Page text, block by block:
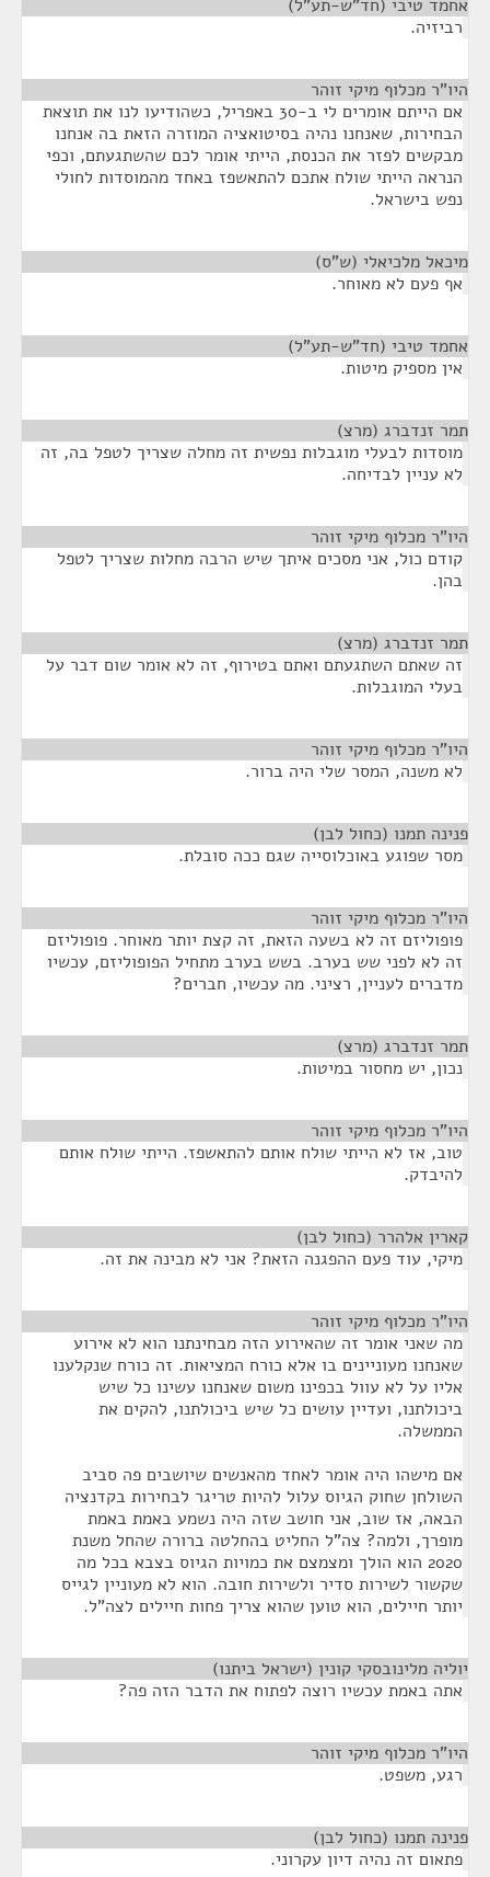
אחמד טיבי (חד"ש-תע"ל)
רביזיה.
היו"ר מכלוף מיקי זוהר
אם הייתם אומרים לי ב-30 באפריל, כשהודיעו לנו את תוצאת
הבחירות, שאנחנו נהיה בסיטואציה המוזרה הזאת בה אנחנו
מבקשים לפזר את הכנסת, הייתי אומר לכם שהשתגעתם, וכפי
הנראה הייתי שולח אתכם להתאשפז באחד מהמוסדות לחולי
נפש בישראל.
מיכאל מלכיאלי (ש"ס)
אף פעם לא מאוחר.
אחמד טיבי (חד"ש-תע"ל)
אין מספיק מיטות.
תמר זנדברג (מרצ)
מוסדות לבעלי מוגבלות נפשית זה מחלה שצריך לטפל בה, זה
לא עניין לבדיחה.
היו"ר מכלוף מיקי זוהר
קודם כול, אני מסכים איתך שיש הרבה מחלות שצריך לטפל
בהן.
תמר זנדברג (מרצ)
זה שאתם השתגעתם ואתם בטירוף, זה לא אומר שום דבר על
בעלי המוגבלות.
היו"ר מכלוף מיקי זוהר
לא משנה, המסר שלי היה ברור.
פנינה תמנו (כחול לבן)
מסר שפוגע באוכלוסייה שגם ככה סובלת.
היו"ר מכלוף מיקי זוהר
פופוליזם זה לא בשעה הזאת, זה קצת יותר מאוחר. פופוליזם
זה לא לפני שש בערב. בשש בערב מתחיל הפופוליזם, עכשיו
מדברים לעניין, רציני. מה עכשיו, חברים?
תמר זנדברג (מרצ)
נכון, יש מחסור במיטות.
היו"ר מכלוף מיקי זוהר
טוב, אז לא הייתי שולח אותם להתאשפז. הייתי שולח אותם
להיבדק.
קארין אלהרר (כחול לבן)
מיקי, עוד פעם ההפגנה הזאת? אני לא מבינה את זה.
היו"ר מכלוף מיקי זוהר
מה שאני אומר זה שהאירוע הזה מבחינתנו הוא לא אירוע
שאנחנו מעוניינים בו אלא כורח המציאות. זה כורח שנקלענו
אליו על לא עוול בכפינו משום שאנחנו עשינו כל שיש
ביכולתנו, ועדיין עושים כל שיש ביכולתנו, להקים את
הממשלה.
אם מישהו היה אומר לאחד מהאנשים שיושבים פה סביב
השולחן שחוק הגיוס עלול להיות טריגר לבחירות בקדנציה
הבאה, אז שוב, אני חושב שזה היה נשמע באמת באמת
מופרך, ולמה? צה"ל החליט בהחלטה ברורה שהחל משנת
2020 הוא הולך ומצמצם את כמויות הגיוס בצבא בכל מה
שקשור לשירות סדיר ולשירות חובה. הוא לא מעוניין לגייס
יותר חיילים, הוא טוען שהוא צריך פחות חיילים לצה"ל.
יוליה מלינובסקי קונין (ישראל ביתנו)
אתה באמת עכשיו רוצה לפתוח את הדבר הזה פה?
היו"ר מכלוף מיקי זוהר
רגע, משפט.
פנינה תמנו (כחול לבן)
פתאום זה נהיה דיון עקרוני.